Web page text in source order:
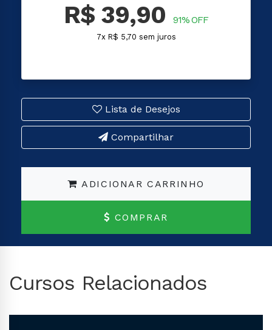
R$ 39,90 91% OFF
7x R$ 5,70 sem juros
Lista de Desejos
Compartilhar
ADICIONAR CARRINHO
COMPRAR
Cursos Relacionados